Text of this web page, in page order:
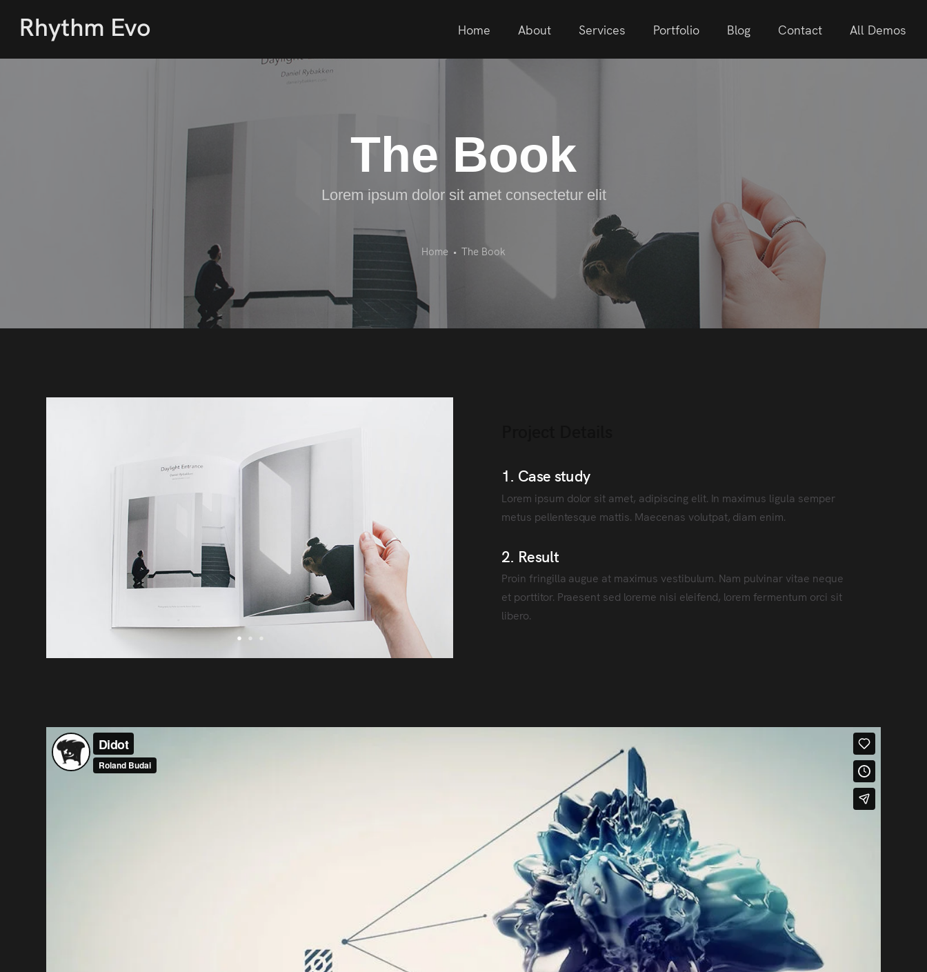
Home About Services Portfolio Blog Contact All Demos
The Book
Lorem ipsum dolor sit amet consectetur elit
Home • The Book
1. Case study
Lorem ipsum dolor sit amet, adipiscing elit. In maximus ligula semper
metus pellentesque mattis. Maecenas volutpat, diam enim.
2. Result
Proin fringilla augue at maximus vestibulum. Nam pulvinar vitae neque
et porttitor. Praesent sed loreme nisi eleifend, lorem fermentum orci sit
libero.